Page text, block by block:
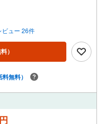
を数多くいただいている不
分かる立地環境はもちろ
客様に現地の生の声をもと
平日のお住まい探しの方へ/
など平日にお住まい探しをさ
意しています。＼お仕事で忙
時間外でのご内覧もご対応
されているので、名古屋市
ご内覧が可能です！ 【大曽
中央線「大曽根」駅徒歩1分
ビュー 26件
）
料無料）